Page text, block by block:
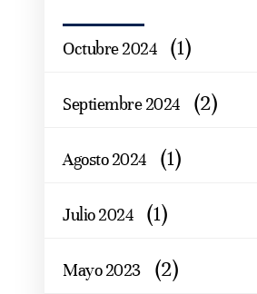
Octubre 2024 (1)
Septiembre 2024 (2)
Agosto 2024 (1)
Julio 2024 (1)
Mayo 2023 (2)